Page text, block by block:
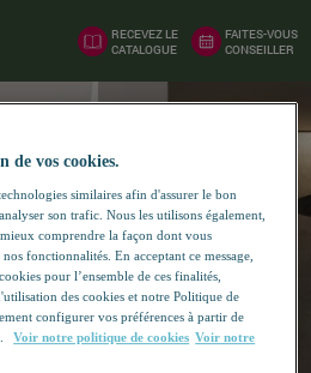
RECEVEZ LE
CATALOGUE
FAITES-VOUS
CONSEILLER
de vos cookies.
similaires afin d'assurer le bon
son trafic. Nous les utilisons également,
comprendre la façon dont vous
fonctionnalités. En acceptant ce message,
pour l’ensemble de ces finalités,
des cookies et notre Politique de
configurer vos préférences à partir de
Voir notre politique de cookies Voir notre